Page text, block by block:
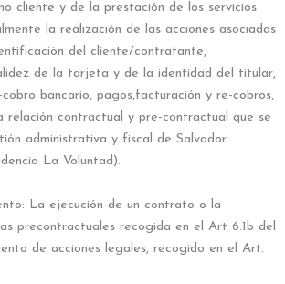
cliente y de la prestación de los servicios
la realización de las acciones asociadas
del cliente/contratante,
de la tarjeta y de la identidad del titular,
bancario, pagos,facturación y re-cobros,
relación contractual y pre-contractual que se
administrativa y fiscal de Salvador
La Voluntad).
La ejecución de un contrato o la
precontractuales recogida en el Art 6.1b del
de acciones legales, recogido en el Art.